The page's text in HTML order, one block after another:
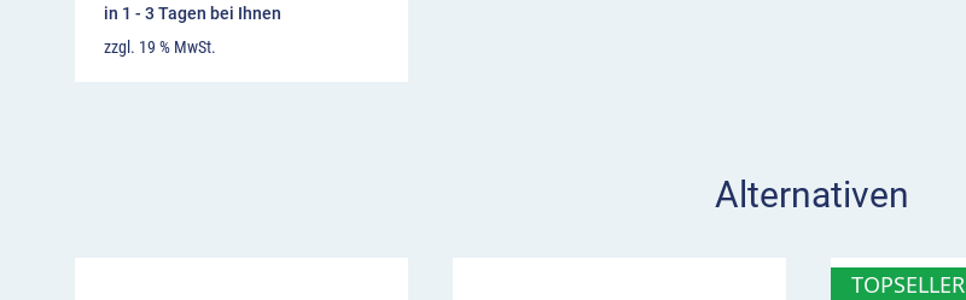
in 1 - 3 Tagen bei Ihnen
zzgl. 19 % MwSt.
Alternativen
TOPSELLER